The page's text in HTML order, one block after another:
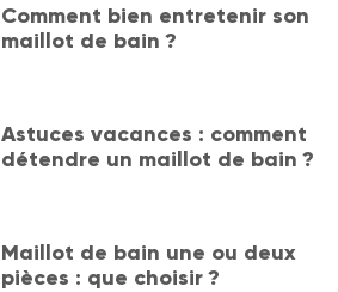
Comment bien entretenir son
maillot de bain ?
Astuces vacances : comment
détendre un maillot de bain ?
Maillot de bain une ou deux
pièces : que choisir ?